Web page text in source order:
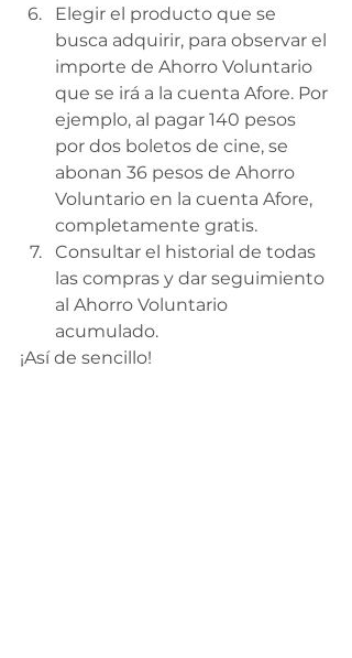
Elegir el producto que se
busca adquirir, para observar el
importe de Ahorro Voluntario
que se irá a la cuenta Afore. Por
ejemplo, al pagar 140 pesos
por dos boletos de cine, se
abonan 36 pesos de Ahorro
Voluntario en la cuenta Afore,
completamente gratis.
Consultar el historial de todas
las compras y dar seguimiento
al Ahorro Voluntario
acumulado.
¡Así de sencillo!